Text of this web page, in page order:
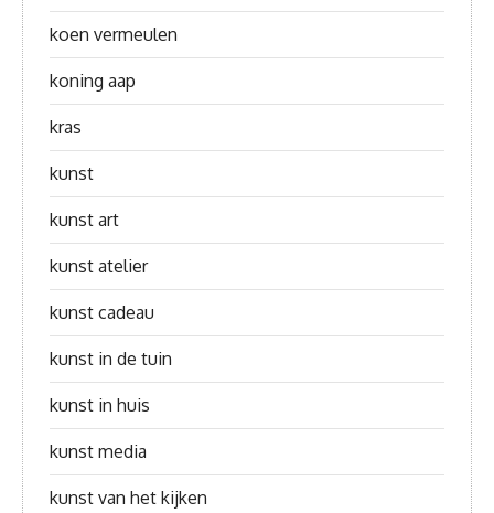
koen vermeulen
koning aap
kras
kunst
kunst art
kunst atelier
kunst cadeau
kunst in de tuin
kunst in huis
kunst media
kunst van het kijken